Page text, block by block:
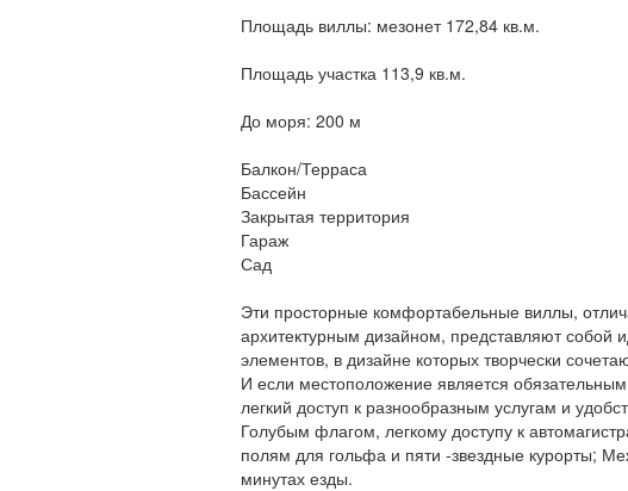
Площадь виллы: мезонет 172,84 кв.м.
Площадь участка 113,9 кв.м.
До моря: 200 м
Балкон/Терраса
Бассейн
Закрытая территория
Гараж
Сад
Эти просторные комфортабельные виллы,
архитектурным дизайном, представляют собой
элементов, в дизайне которых творчески
И если местоположение является
легкий доступ к разнообразным услугам и
Голубым флагом, легкому доступу к
полям для гольфа и пяти -звездные курорты;
минутах езды.